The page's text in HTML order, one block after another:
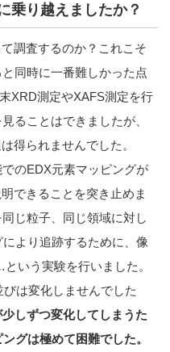
乗り越えましたか？
調査するのか？これこそ
同時に一番難しかった点
XRD測定やXAFS測定を行
ることはできましたが、
得られませんでした。
のEDX元素マッピングが
できることを突き止めま
じ粒子、同じ領域に対し
より追跡するために、像
う実験を行いました。
は変化しませんでした
しずつ変化してしまうた
グは極めて困難でした。